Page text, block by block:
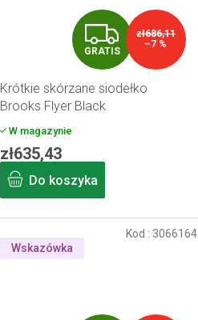
G
R
A
GRATIS
zł686,11
–7 %
Krótkie skórzane siodełko
Brooks Flyer Black
W magazynie
zł635,43
Do koszyka
Wskazówka
Kod : 3066164